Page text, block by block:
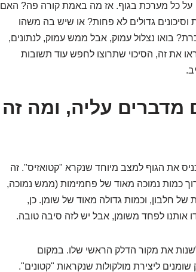
על כל מערכת בגוף. אז מה באמת קורה פה? האם
גדולים לא פחות? או שיש בה משהו
בואו נצלול עמוק, אבל ממש עמוק, לנתונים,
את זה, הסיכוי שתרוצו לחפש עוד תשובות
מדברים עליה, ומה זה
את הגוף למצב מיוחד שנקרא "קטואזיס". זה
כמות נמוכה מאוד של פחמימות (ממש נמוכה,
של חלבון, וכמות גדולה מאוד של שומן. כן,
אותנו לפחד משומן, אבל יש לזה סיבה טובה.
את מקור הדלק הראשי שלו. במקום
ליצירת מולקולות שנקראות "קטונים".